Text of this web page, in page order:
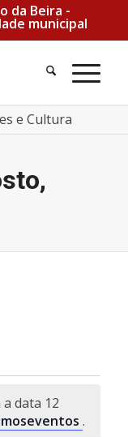
da Beira -
municipal
Pesquisa
e Cultura
data 12
.